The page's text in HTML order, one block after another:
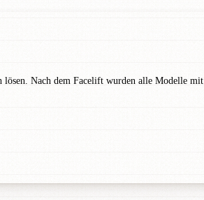
lösen. Nach dem Facelift wurden alle Modelle mit